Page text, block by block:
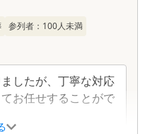
参列者： 100人未満
したが、丁寧な対応
お任せすることがで